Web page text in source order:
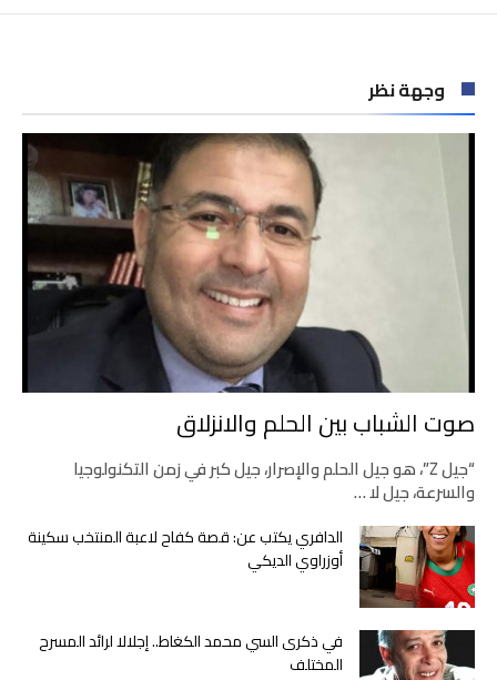
وجهة نظر
صوت الشباب بين الحلم والانزلاق
“جيل Z”، هو جيل الحلم والإصرار، جيل كبر في زمن التكنولوجيا
والسرعة، جيل لا …
الدافري يكتب عن: قصة كفاح لاعبة المنتخب سكينة
أوزراوي الديكي
في ذكرى السي محمد الكغاط.. إجلالا لرائد المسرح
المختلف